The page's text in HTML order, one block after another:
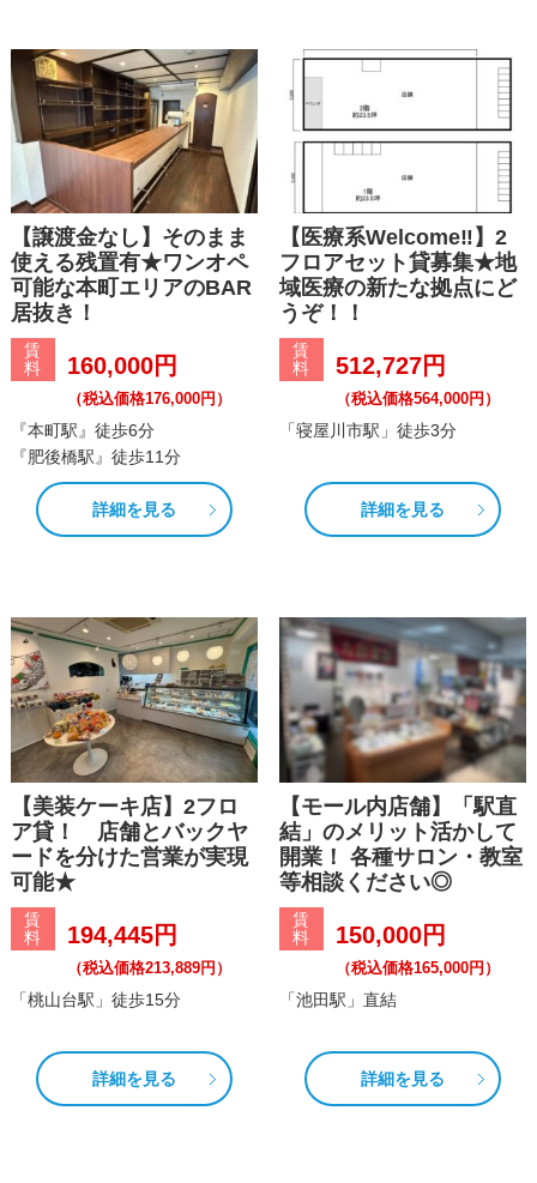
【譲渡金なし】そのまま
使える残置有★ワンオペ
可能な本町エリアのBAR
居抜き！
賃
料
160,000円
（税込価格176,000円）
『本町駅』徒歩6分
『肥後橋駅』徒歩11分
詳細を見る
【医療系Welcome‼】2
フロアセット貸募集★地
域医療の新たな拠点にど
うぞ！！
賃
料
512,727円
（税込価格564,000円）
「寝屋川市駅」徒歩3分
詳細を見る
【美装ケーキ店】2フロ
ア貸！ 店舗とバックヤ
ードを分けた営業が実現
可能★
賃
料
194,445円
（税込価格213,889円）
「桃山台駅」徒歩15分
詳細を見る
【モール内店舗】「駅直
結」のメリット活かして
開業！ 各種サロン・教室
等相談ください◎
賃
料
150,000円
（税込価格165,000円）
「池田駅」直結
詳細を見る